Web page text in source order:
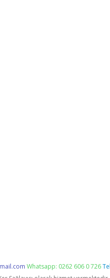
Whatsapp: 0262 606 0 726